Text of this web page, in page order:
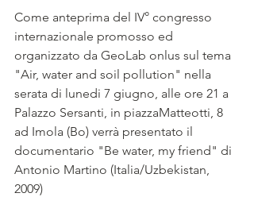
Come anteprima del IV° congresso
internazionale promosso ed
organizzato da GeoLab onlus sul tema
"Air, water and soil pollution" nella
serata di lunedi 7 giugno, alle ore 21 a
Palazzo Sersanti, in piazzaMatteotti, 8
ad Imola (Bo) verrà presentato il
documentario "Be water, my friend" di
Antonio Martino (Italia/Uzbekistan,
2009)